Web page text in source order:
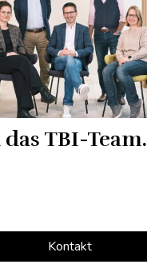
TBI-Team.
Kontakt